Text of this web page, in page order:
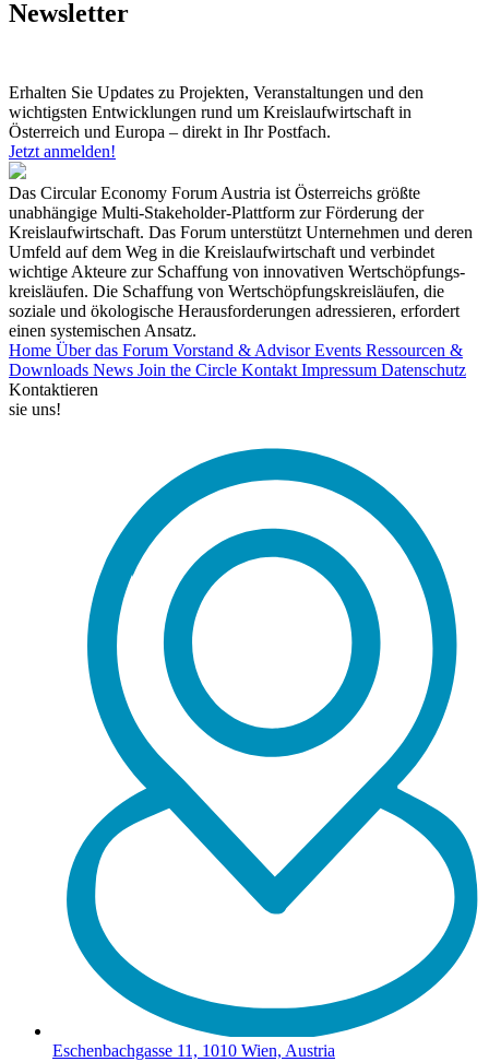
Newsletter
Erhalten Sie Updates zu Projekten, Veranstaltungen und den
wichtigsten Entwicklungen rund um Kreislaufwirtschaft in
Österreich und Europa – direkt in Ihr Postfach.
Jetzt anmelden!
Das Circular Economy Forum Austria ist Österreichs größte
unabhängige Multi-Stakeholder-Plattform zur Förderung der
Kreislaufwirtschaft. Das Forum unterstützt Unternehmen und deren
Umfeld auf dem Weg in die Kreislaufwirtschaft und verbindet
wichtige Akteure zur Schaffung von innovativen Wertschöpfungs-
kreisläufen. Die Schaffung von Wertschöpfungskreisläufen, die
soziale und ökologische Herausforderungen adressieren, erfordert
einen systemischen Ansatz.
Home Über das Forum Vorstand & AdvisorEvents Ressourcen &
Downloads News Join the Circle Kontakt Impressum Datenschutz
Kontaktieren
sie uns!
Eschenbachgasse 11, 1010 Wien, Austria